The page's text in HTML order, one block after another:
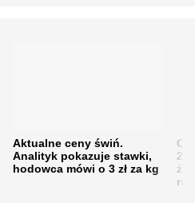
Aktualne ceny świń.
Analityk pokazuje stawki,
hodowca mówi o 3 zł za kg